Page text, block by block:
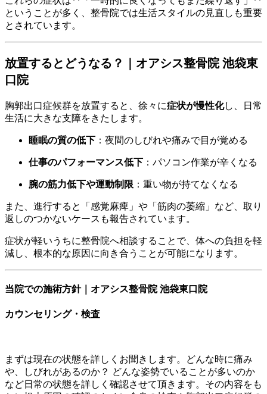
ということが多く、整骨院では生活スタイルの見直しも重要
とされています。
放置するとどうなる？｜オアシス整骨院 池袋東
口院
胸郭出口症候群を放置すると、徐々に症状が慢性化し、日常
生活に大きな支障をきたします。
睡眠の質の低下 ：夜間のしびれや痛みで目が覚める
仕事のパフォーマンス低下 ：パソコン作業が辛くなる
腕の筋力低下や運動制限 ：重い物が持てなくなる
また、進行すると「感覚麻痺」や「筋肉の萎縮」など、取り
返しのつかないケースも報告されています。
症状が軽いうちに整骨院へ相談することで、体への負担を軽
減し、根本的な原因に向き合うことが可能になります。
当院での施術方針｜オアシス整骨院 池袋東口院
カウンセリング・検査
まずは現在の状態を詳しくお聞きします。どんな時に痛み
や、しびれがあるのか？ どんな姿勢でいることが多いのか
など日常の状態を詳しく確認させて頂きます。その内容をも